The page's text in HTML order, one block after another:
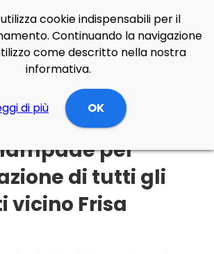
Abruzzo Chieti
per
di tutti gli
vicino Frisa
cookie indispensabili per il
Continuando la navigazione
come descritto nella nostra
informativa.
di più OK